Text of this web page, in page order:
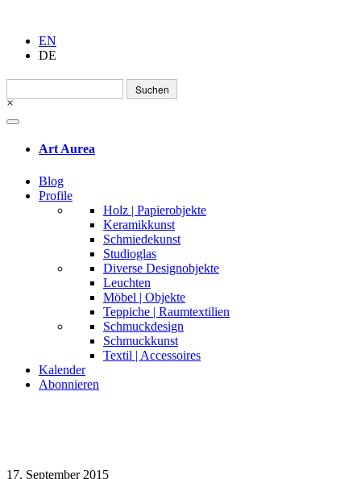
EN
DE
Suchen
nach:
×
Art Aurea
Blog
Profile
Holz | Papierobjekte
Keramikkunst
Schmiedekunst
Studioglas
Diverse Designobjekte
Leuchten
Möbel | Objekte
Teppiche | Raumtextilien
Schmuckdesign
Schmuckkunst
Textil | Accessoires
Kalender
Abonnieren
17. September 2015